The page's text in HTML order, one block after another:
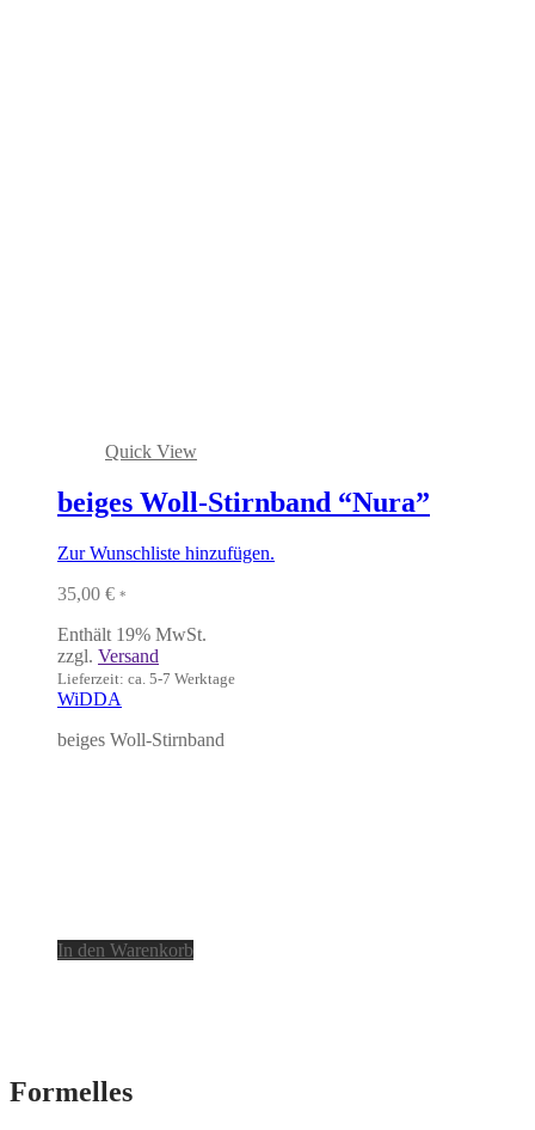
Quick View
beiges Woll-Stirnband “Nura”
Zur Wunschliste hinzufügen.
35,00 € *
Enthält 19% MwSt.
zzgl. Versand
Lieferzeit: ca. 5-7 Werktage
WiDDA
beiges Woll-Stirnband
In den Warenkorb
Formelles